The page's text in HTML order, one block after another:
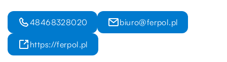
48468328020 biuro@ferpol.pl
https://ferpol.pl